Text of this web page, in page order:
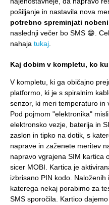
pošiljanje in nastavila nova
potrebno spreminjati
naslednji večer bo SMS 😁.
nahaja tukaj
Kaj dobim v kompletu, ko
V kompletu, ki ga običajno
platformo, ki je s spiralnim
senzor, ki meri temperaturo in
Pod pojmom "elektronika"
elektronsko vezje, baterija in
zaslon in tipko na dotik, s
naprave in zaženete meritev
napravo vgrajena SIM kartica
sicer MOBI. Kartica je
izbrisano PIN kodo.
katerega nekaj porabimo za
SMS sporočila. Kartico